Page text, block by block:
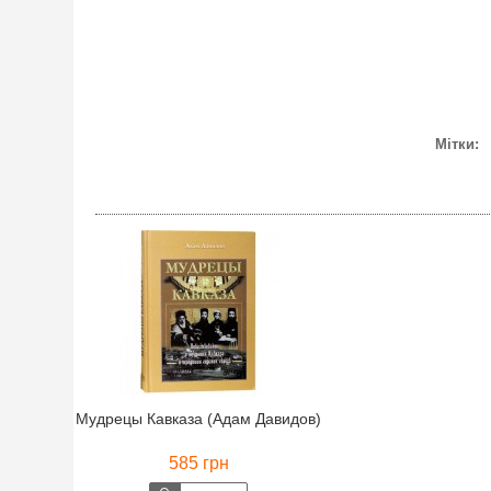
Мітки:
Мудрецы Кавказа (Адам Давидов)
585 грн